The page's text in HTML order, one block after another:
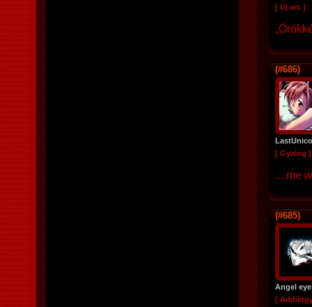
[ Új arc ]
(#686)
[ Gyalog ]
....me
(#685)
Angel
[